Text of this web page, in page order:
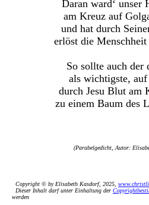
Daran ward‘ unser
am Kreuz auf
und hat durch
erlöst die
So sollte auch der
als wichtigste,
durch Jesu Blut am
zu einem Baum des
(Parabelgedicht, Autor:
Copyright © by Elisabeth Kasdorf, 2025,
Dieser Inhalt darf unter Einhaltung der
werden